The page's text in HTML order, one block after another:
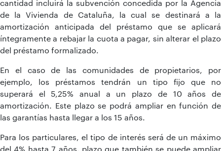
cantidad incluirá la subvención concedida por la Agencia
de la Vivienda de Cataluña, la cual se destinará a la
amortización anticipada del préstamo que se aplicará
íntegramente a rebajar la cuota a pagar, sin alterar el plazo
del préstamo formalizado.
En el caso de las comunidades de propietarios, por
ejemplo, los préstamos tendrán un tipo fijo que no
superará el 5,25% anual a un plazo de 10 años de
amortización. Este plazo se podrá ampliar en función de
las garantías hasta llegar a los 15 años.
Para los particulares, el tipo de interés será de un máximo
del 4% hasta 7 años, plazo que también se puede ampliar